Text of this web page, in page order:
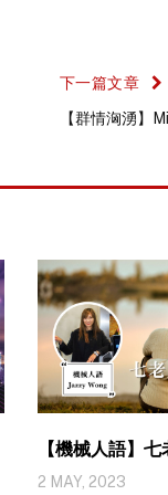
下一篇文章
【群情洶湧
【機械人語】
2 MAY, 2023